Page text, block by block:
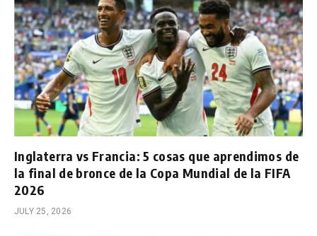
Inglaterra vs Francia: 5 cosas que aprendimos de
la final de bronce de la Copa Mundial de la FIFA
2026
JULY 25, 2026